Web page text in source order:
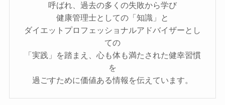
呼ばれ、過去の多くの失敗から学び
健康管理士としての「知識」と
ダイエットプロフェッショナルアドバイザーとし
ての
「実践」を踏まえ、心も体も満たされた健幸習慣
を
過ごすために価値ある情報を伝えています。